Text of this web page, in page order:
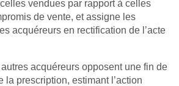
vendues par rapport à celles
de vente, et assigne les
acquéreurs en rectification de l’acte
acquéreurs opposent une fin de
la prescription, estimant l’action